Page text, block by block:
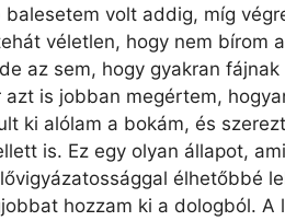
balesetem volt addig, míg
véletlen, hogy nem bírom
az sem, hogy gyakran
azt is jobban megértem,
ki alólam a bokám, és
is. Ez egy olyan állapot,
élhetőbbé
hozzam ki a dologból.